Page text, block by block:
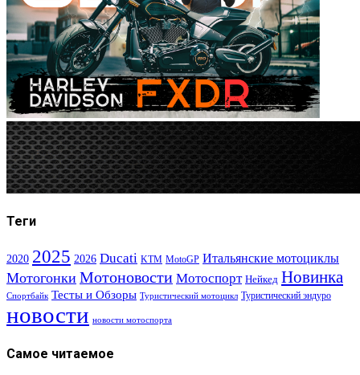
Теги
2020 2025 2026 Ducati KTM MotoGP Итальянские мотоциклы
Мотогонки Мотоновости Мотоспорт Нейкед Новинка
Спортбайк Тесты и Обзоры Туристический мотоцикл Туристический эндуро
новости новости мотоспорта
Самое читаемое